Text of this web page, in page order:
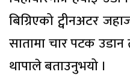
बिग्रिएको ट्वीनअटर
सातामा चार पटक
थापाले बताउनुभयो ।